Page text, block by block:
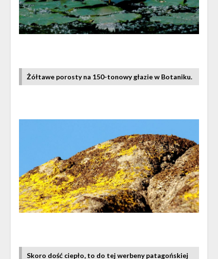
Żółtawe porosty na 150-tonowy głazie w Botaniku.
Skoro dość ciepło, to do tej werbeny patagońskiej